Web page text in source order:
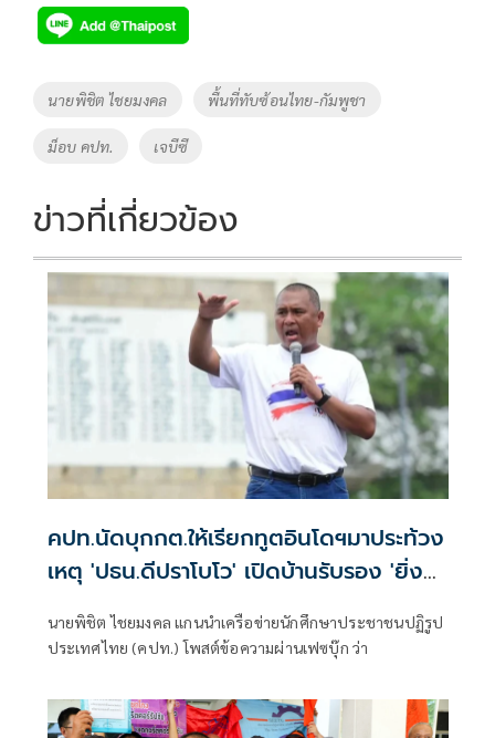
e
b
o
k
tt
er
p
y
Li
n
k
Tags
นายพิชิต ไชยมงคล พื้นที่ทับซ้อนไทย-กัมพูชา
ม็อบ คปท. เจบีซี
ข่าวที่เกี่ยวข้อง
คปท.นัดบุกกต.ให้เรียกทูตอินโดฯมาประท้วง
เหตุ 'ปธน.ดีปราโบโว' เปิดบ้านรับรอง 'ยิ่ง
นายพิชิต ไชยมงคล แกนนำเครือข่ายนักศึกษาประชาชนปฏิรูป
ประเทศไทย (คปท.) โพสต์ข้อความผ่านเฟซบุ๊ก ว่า